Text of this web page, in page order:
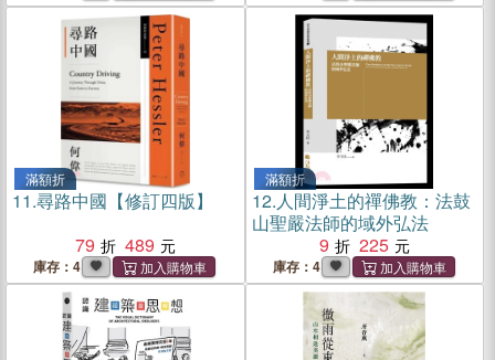
滿額折
11.尋路中國【修訂四版】
79
489
庫存：4
滿額折
12.人間淨土的禪佛教：法鼓
山聖嚴法師的域外弘法
9
225
庫存：4